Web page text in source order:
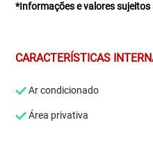
*Informações e valores
CARACTERÍSTICAS
Ar condicionado
Área privativa